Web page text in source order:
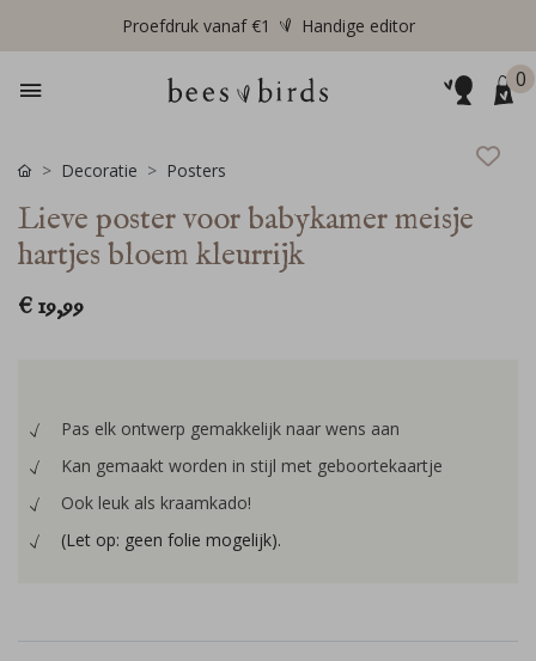
Proefdruk vanaf €1 Handige editor
0
Decoratie Posters
Lieve poster voor babykamer meisje
hartjes bloem kleurrijk
€ 19,99
Pas elk ontwerp gemakkelijk naar wens aan
Kan gemaakt worden in stijl met geboortekaartje
Ook leuk als kraamkado!
(Let op: geen folie mogelijk).